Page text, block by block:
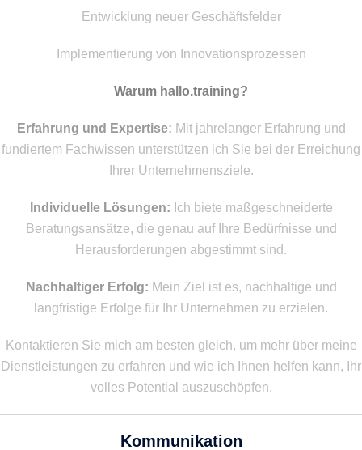
Entwicklung neuer Geschäftsfelder
Implementierung von Innovationsprozessen
Warum hallo.training?
Erfahrung und Expertise: Mit jahrelanger Erfahrung und
fundiertem Fachwissen unterstützen ich Sie bei der Erreichung
Ihrer Unternehmensziele.
Individuelle Lösungen: Ich biete maßgeschneiderte
Beratungsansätze, die genau auf Ihre Bedürfnisse und
Herausforderungen abgestimmt sind.
Nachhaltiger Erfolg: Mein Ziel ist es, nachhaltige und
langfristige Erfolge für Ihr Unternehmen zu erzielen.
Kontaktieren Sie mich am besten gleich, um mehr über meine
Dienstleistungen zu erfahren und wie ich Ihnen helfen kann, Ihr
volles Potential auszuschöpfen.
Kommunikation